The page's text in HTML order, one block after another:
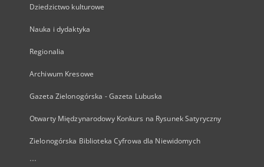
Dziedzictwo kulturowe
Nauka i dydaktyka
Regionalia
Archiwum Kresowe
Gazeta Zielonogórska - Gazeta Lubuska
Otwarty Międzynarodowy Konkurs na Rysunek Satyryczny
Zielonogórska Biblioteka Cyfrowa dla Niewidomych
...